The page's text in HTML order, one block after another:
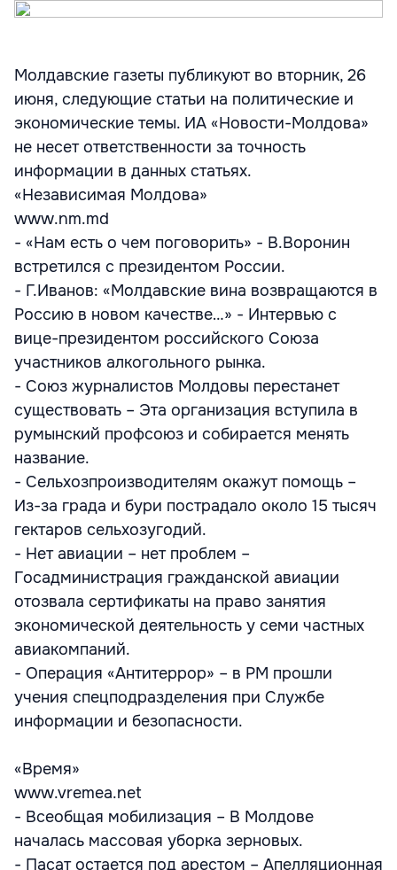
Молдавские газеты публикуют во вторник, 26
июня, следующие статьи на политические и
экономические темы. ИА «Новости-Молдова»
не несет ответственности за точность
информации в данных статьях.
«Независимая Молдова»
www.nm.md
- «Нам есть о чем поговорить» - В.Воронин
встретился с президентом России.
- Г.Иванов: «Молдавские вина возвращаются в
Россию в новом качестве…» - Интервью с
вице-президентом российского Союза
участников алкогольного рынка.
- Союз журналистов Молдовы перестанет
существовать – Эта организация вступила в
румынский профсоюз и собирается менять
название.
- Сельхозпроизводителям окажут помощь –
Из-за града и бури пострадало около 15 тысяч
гектаров сельхозугодий.
- Нет авиации – нет проблем –
Госадминистрация гражданской авиации
отозвала сертификаты на право занятия
экономической деятельность у семи частных
авиакомпаний.
- Операция «Антитеррор» – в РМ прошли
учения спецподразделения при Службе
информации и безопасности.
«Время»
www.vremea.net
- Всеобщая мобилизация – В Молдове
началась массовая уборка зерновых.
- Пасат остается под арестом – Апелляционная